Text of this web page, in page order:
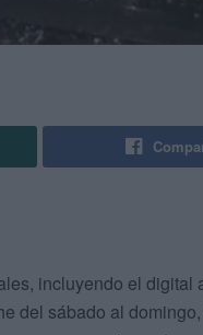
incluyendo el digital
del sábado al